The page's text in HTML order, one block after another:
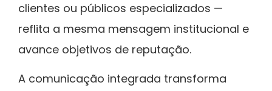
clientes ou públicos especializados —
reflita a mesma mensagem institucional e
avance objetivos de reputação.
A comunicação integrada transforma